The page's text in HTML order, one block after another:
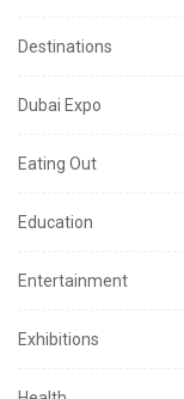
Destinations
Dubai Expo
Eating Out
Education
Entertainment
Exhibitions